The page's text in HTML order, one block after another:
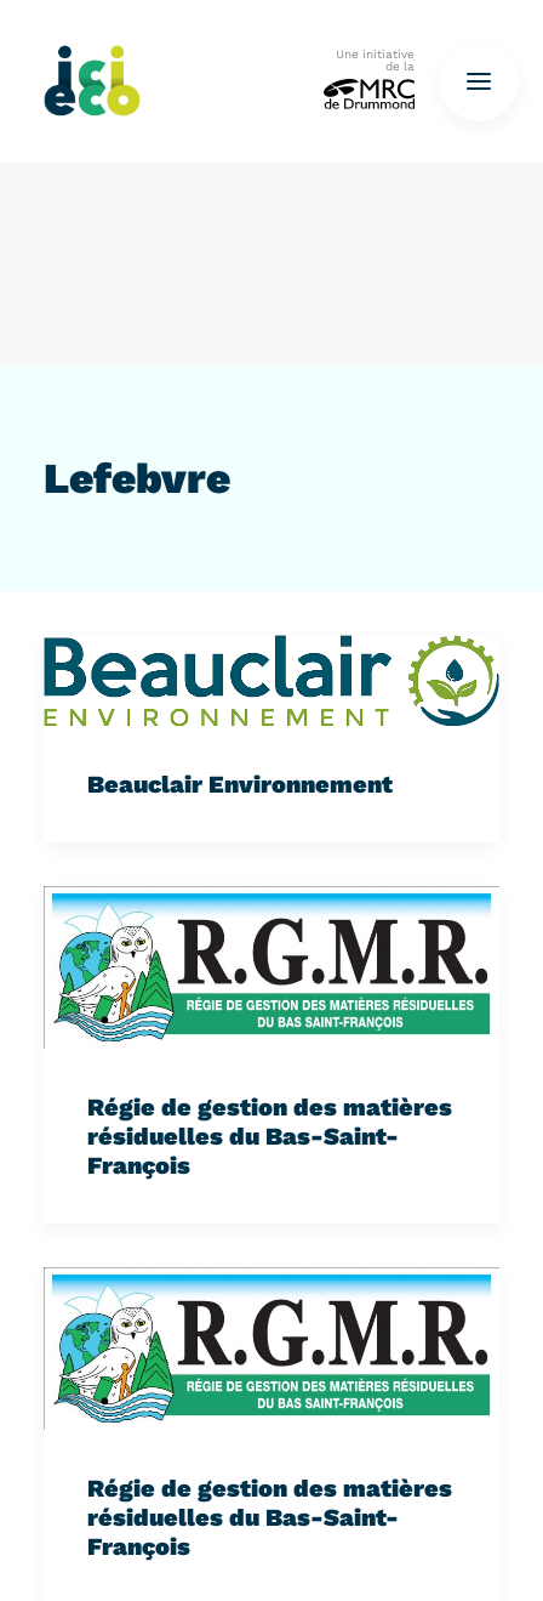
Une initiative
de la
Lefebvre
Beauclair Environnement
Régie de gestion des matières
résiduelles du Bas-Saint-
François
Régie de gestion des matières
résiduelles du Bas-Saint-
François